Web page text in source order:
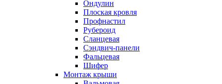
Ондулин
Плоская кровля
Профнастил
Рубероид
Сланцевая
Сэндвич-панели
Фальцевая
Шифер
Монтаж крыши